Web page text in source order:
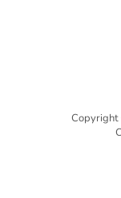
Copyright